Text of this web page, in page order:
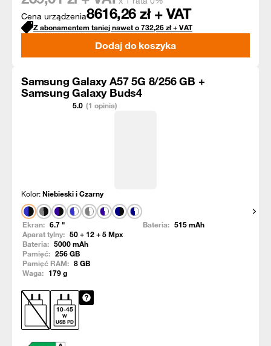
Cena urządzenia8616,26 zł + VAT
Z abonamentem taniej nawet o732,26zł+ VAT
Dodaj do koszyka
Samsung Galaxy A57 5G 8/256 GB +
Samsung Galaxy Buds4
5.0 (1 opinia)
Kolor:Niebieski i Czarny
Ekran: 6.7 "
Aparat tylny: 50 + 12 + 5Mpx
Bateria: 5000mAh
Pamięć: 256GB
Pamięć RAM: 8GB
Waga: 179g
10-45
W
USB PD
Bateria: 515mAh